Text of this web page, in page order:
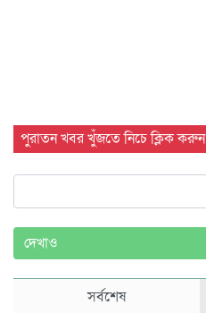
পুরাতন খবর খুঁজতে নিচে ক্লিক করুন
দেখাও
সর্বশেষ